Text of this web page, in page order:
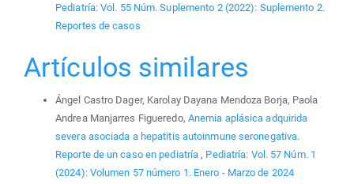
Pediatría: Vol. 55 Núm. Suplemento 2 (2022): Suplemento 2.
Reportes de casos
Artículos similares
Ángel Castro Dager, Karolay Dayana Mendoza Borja, Paola
Andrea Manjarres Figueredo, Anemia aplásica adquirida
severa asociada a hepatitis autoinmune seronegativa.
Reporte de un caso en pediatría, Pediatría: Vol. 57 Núm. 1
(2024): Volumen 57 número 1. Enero - Marzo de 2024